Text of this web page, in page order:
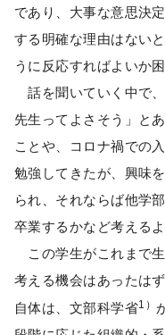
であり、大事な意思決
する明確な理由はない
うに反応すればよいか
話を聞いていく中で
先生ってよさそう」と
ことや、コロナ禍での
勉強してきたが、興味
られ、それならば他学
卒業するかなど考える
この学生がこれまで
考える機会はあったは
自体は、文部科学省1）